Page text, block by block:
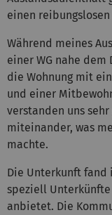
einen
Während meines
einer WG nahe
die Wohnung mit
und einer
verstanden uns
miteinander, was
machte.
Die Unterkunft fand
speziell
anbietet. Die